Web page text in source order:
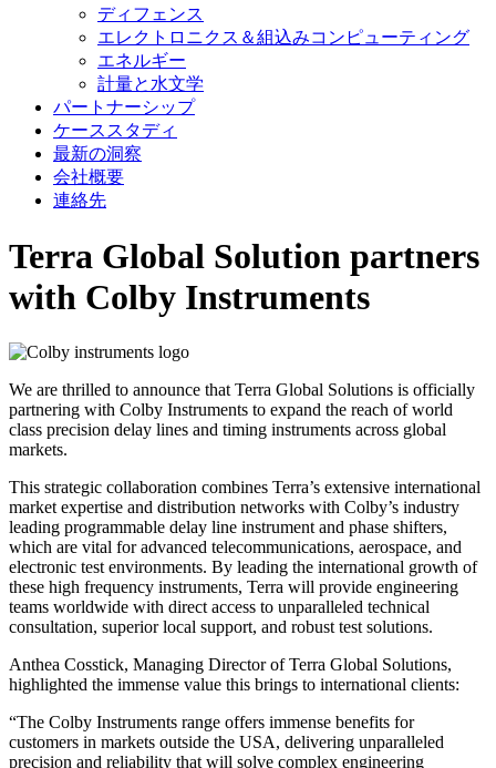
ディフェンス
エレクトロニクス＆組込みコンピューティング
エネルギー
計量と水文学
パートナーシップ
ケーススタディ
最新の洞察
会社概要
連絡先
Terra Global Solution partners
with Colby Instruments
We are thrilled to announce that Terra Global Solutions is officially
partnering with Colby Instruments to expand the reach of world
class precision delay lines and timing instruments across global
markets.
This strategic collaboration combines Terra’s extensive international
market expertise and distribution networks with Colby’s industry
leading programmable delay line instrument and phase shifters,
which are vital for advanced telecommunications, aerospace, and
electronic test environments. By leading the international growth of
these high frequency instruments, Terra will provide engineering
teams worldwide with direct access to unparalleled technical
consultation, superior local support, and robust test solutions.
Anthea Cosstick, Managing Director of Terra Global Solutions,
highlighted the immense value this brings to international clients:
“The Colby Instruments range offers immense benefits for
customers in markets outside the USA, delivering unparalleled
precision and reliability that will solve complex engineering